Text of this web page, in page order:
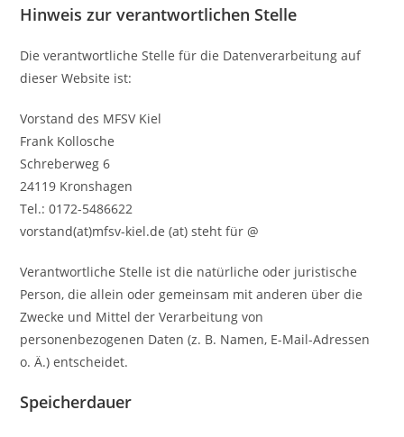
Hinweis zur verantwortlichen Stelle
Die verantwortliche Stelle für die Datenverarbeitung auf
dieser Website ist:
Vorstand des MFSV Kiel
Frank Kollosche
Schreberweg 6
24119 Kronshagen
Tel.: 0172-5486622
vorstand(at)mfsv-kiel.de (at) steht für @
Verantwortliche Stelle ist die natürliche oder juristische
Person, die allein oder gemeinsam mit anderen über die
Zwecke und Mittel der Verarbeitung von
personenbezogenen Daten (z. B. Namen, E-Mail-Adressen
o. Ä.) entscheidet.
Speicherdauer